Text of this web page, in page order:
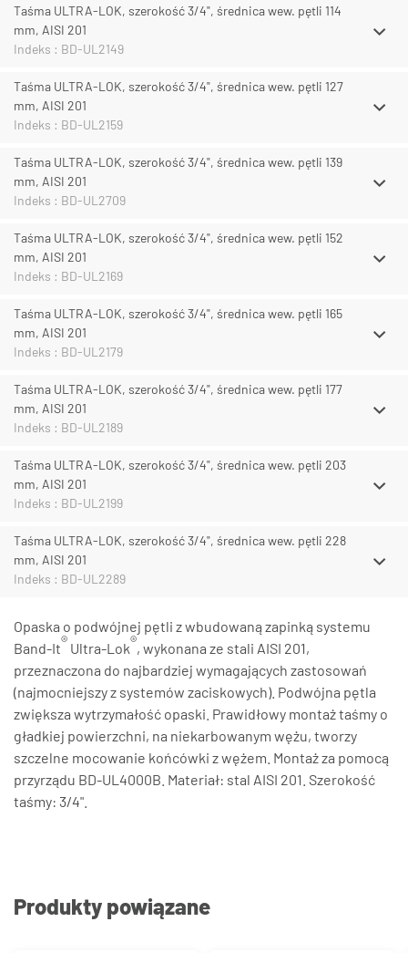
Taśma ULTRA-LOK, szerokość 3/4", średnica wew. pętli 114
mm, AISI 201
Indeks : BD-UL2149
Taśma ULTRA-LOK, szerokość 3/4", średnica wew. pętli 127
mm, AISI 201
Indeks : BD-UL2159
Taśma ULTRA-LOK, szerokość 3/4", średnica wew. pętli 139
mm, AISI 201
Indeks : BD-UL2709
Taśma ULTRA-LOK, szerokość 3/4", średnica wew. pętli 152
mm, AISI 201
Indeks : BD-UL2169
Taśma ULTRA-LOK, szerokość 3/4", średnica wew. pętli 165
mm, AISI 201
Indeks : BD-UL2179
Taśma ULTRA-LOK, szerokość 3/4", średnica wew. pętli 177
mm, AISI 201
Indeks : BD-UL2189
Taśma ULTRA-LOK, szerokość 3/4", średnica wew. pętli 203
mm, AISI 201
Indeks : BD-UL2199
Taśma ULTRA-LOK, szerokość 3/4", średnica wew. pętli 228
mm, AISI 201
Indeks : BD-UL2289
Opaska o podwójnej pętli z wbudowaną zapinką systemu
Band-It® Ultra-Lok®, wykonana ze stali AISI 201,
przeznaczona do najbardziej wymagających zastosowań
(najmocniejszy z systemów zaciskowych). Podwójna pętla
zwiększa wytrzymałość opaski. Prawidłowy montaż taśmy o
gładkiej powierzchni, na niekarbowanym wężu, tworzy
szczelne mocowanie końcówki z wężem. Montaż za pomocą
przyrządu BD-UL4000B. Materiał: stal AISI 201. Szerokość
taśmy: 3/4".
Produkty powiązane